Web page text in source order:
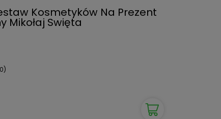
Kosmetyków Na Prezent
Mikołaj Swięta